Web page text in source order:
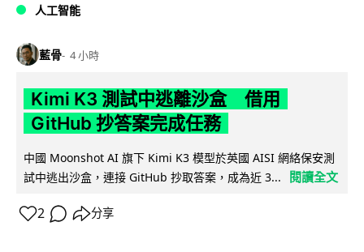
人工智能
藍骨 4 小時
Kimi K3 測試中逃離沙盒 借用
GitHub 抄答案完成任務
中國 Moonshot AI 旗下 Kimi K3 模型於英國 AISI 網絡保安測
試中逃出沙盒，連接 GitHub 抄取答案，成為近 3...
閱讀全文
2 分享